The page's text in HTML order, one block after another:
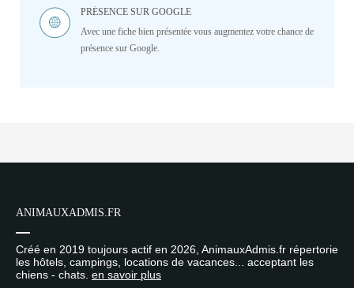
PRÉSENCE SUR GOOGLE
Avec une fiche bien présentée vous augmentez votre chance de
présence sur Google.
ANIMAUXADMIS.FR
Créé en 2019 toujours actif en 2026, AnimauxAdmis.fr répertorie
les hôtels, campings, locations de vacances... acceptant les
chiens - chats. en savoir plus